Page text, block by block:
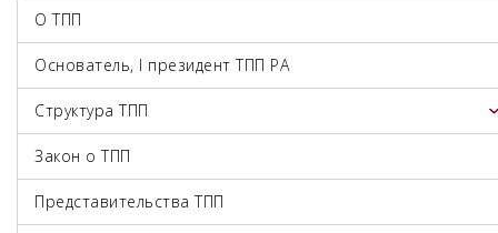
О ТПП
Основатель, I президент ТПП РА
Структура ТПП
Закон о ТПП
Представительства ТПП